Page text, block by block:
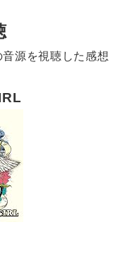
源を視聴した感想